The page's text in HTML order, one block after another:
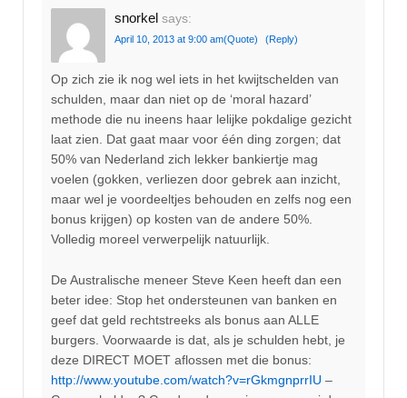
snorkel says:
April 10, 2013 at 9:00 am(Quote) (Reply)
Op zich zie ik nog wel iets in het kwijtschelden van
schulden, maar dan niet op de ‘moral hazard’
methode die nu ineens haar lelijke pokdalige gezicht
laat zien. Dat gaat maar voor één ding zorgen; dat
50% van Nederland zich lekker bankiertje mag
voelen (gokken, verliezen door gebrek aan inzicht,
maar wel je voordeeltjes behouden en zelfs nog een
bonus krijgen) op kosten van de andere 50%.
Volledig moreel verwerpelijk natuurlijk.
De Australische meneer Steve Keen heeft dan een
beter idee: Stop het ondersteunen van banken en
geef dat geld rechtstreeks als bonus aan ALLE
burgers. Voorwaarde is dat, als je schulden hebt, je
deze DIRECT MOET aflossen met die bonus:
http://www.youtube.com/watch?v=rGkmgnprrIU –